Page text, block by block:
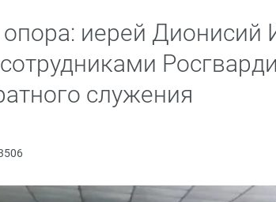
опора: иерей
служения